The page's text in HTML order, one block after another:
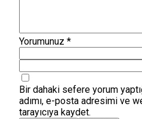
Yorumunuz *
Bir dahaki sefere yorum
adımı, e-posta adresimi ve
tarayıcıya kaydet.